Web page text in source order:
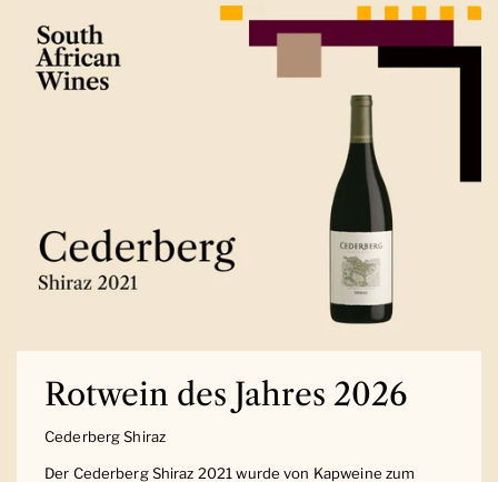
Rotwein des Jahres 2026
Cederberg Shiraz
Der Cederberg Shiraz 2021 wurde von Kapweine zum